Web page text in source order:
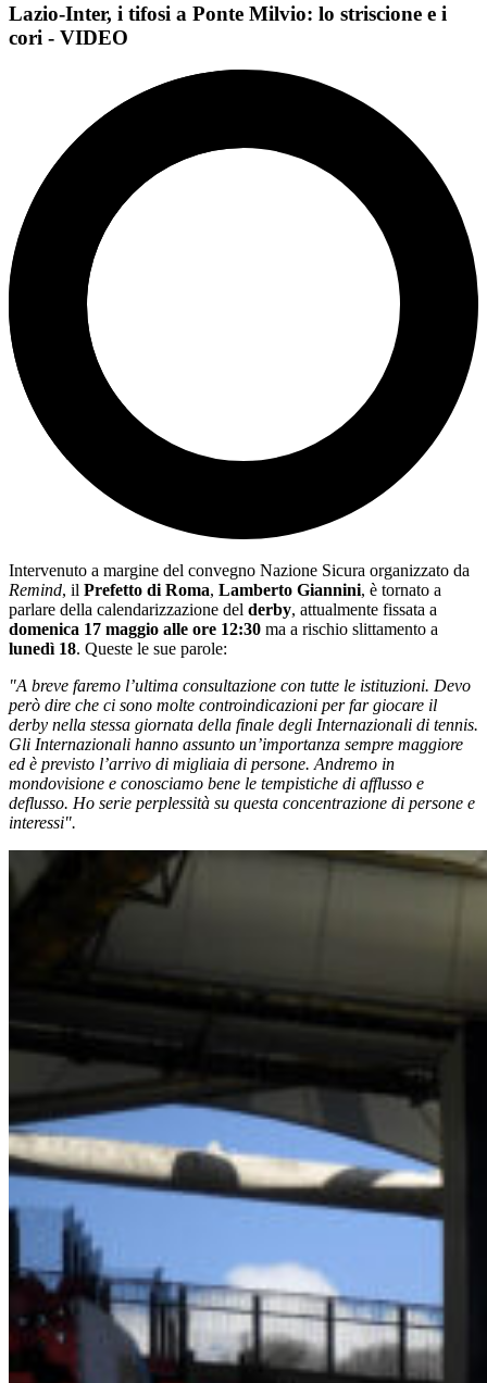
Lazio-Inter, i tifosi a Ponte Milvio: lo striscione e i
cori - VIDEO
Intervenuto a margine del convegno Nazione Sicura organizzato da
Remind, il Prefetto di Roma, Lamberto Giannini, è tornato a
parlare della calendarizzazione del derby, attualmente fissata a
domenica 17 maggio alle ore 12:30 ma a rischio slittamento a
lunedì 18. Queste le sue parole:
"A breve faremo l’ultima consultazione con tutte le istituzioni. Devo
però dire che ci sono molte controindicazioni per far giocare il
derby nella stessa giornata della finale degli Internazionali di tennis.
Gli Internazionali hanno assunto un’importanza sempre maggiore
ed è previsto l’arrivo di migliaia di persone. Andremo in
mondovisione e conosciamo bene le tempistiche di afflusso e
deflusso. Ho serie perplessità su questa concentrazione di persone e
interessi".